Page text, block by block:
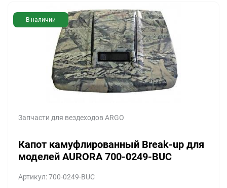
В наличии
Запчасти для вездеходов ARGO
Капот камуфлированный Break-up для
моделей AURORA 700-0249-BUC
Артикул: 700-0249-BUC